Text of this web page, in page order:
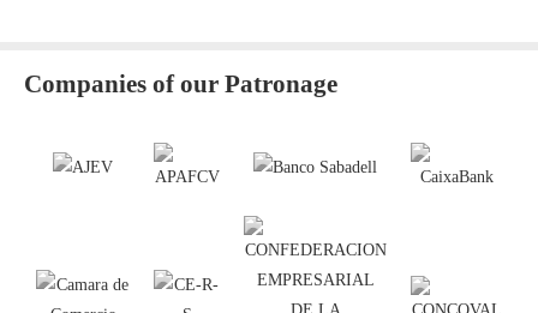
Companies of our Patronage